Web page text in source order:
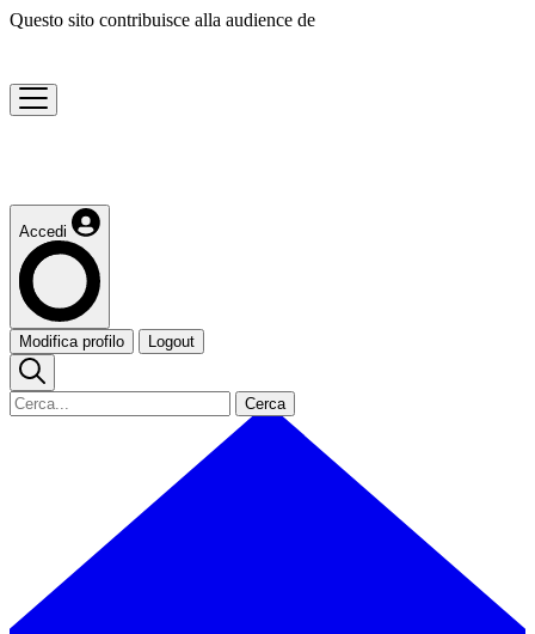
Questo sito contribuisce alla audience de
Accedi
Modifica profilo Logout
Cerca